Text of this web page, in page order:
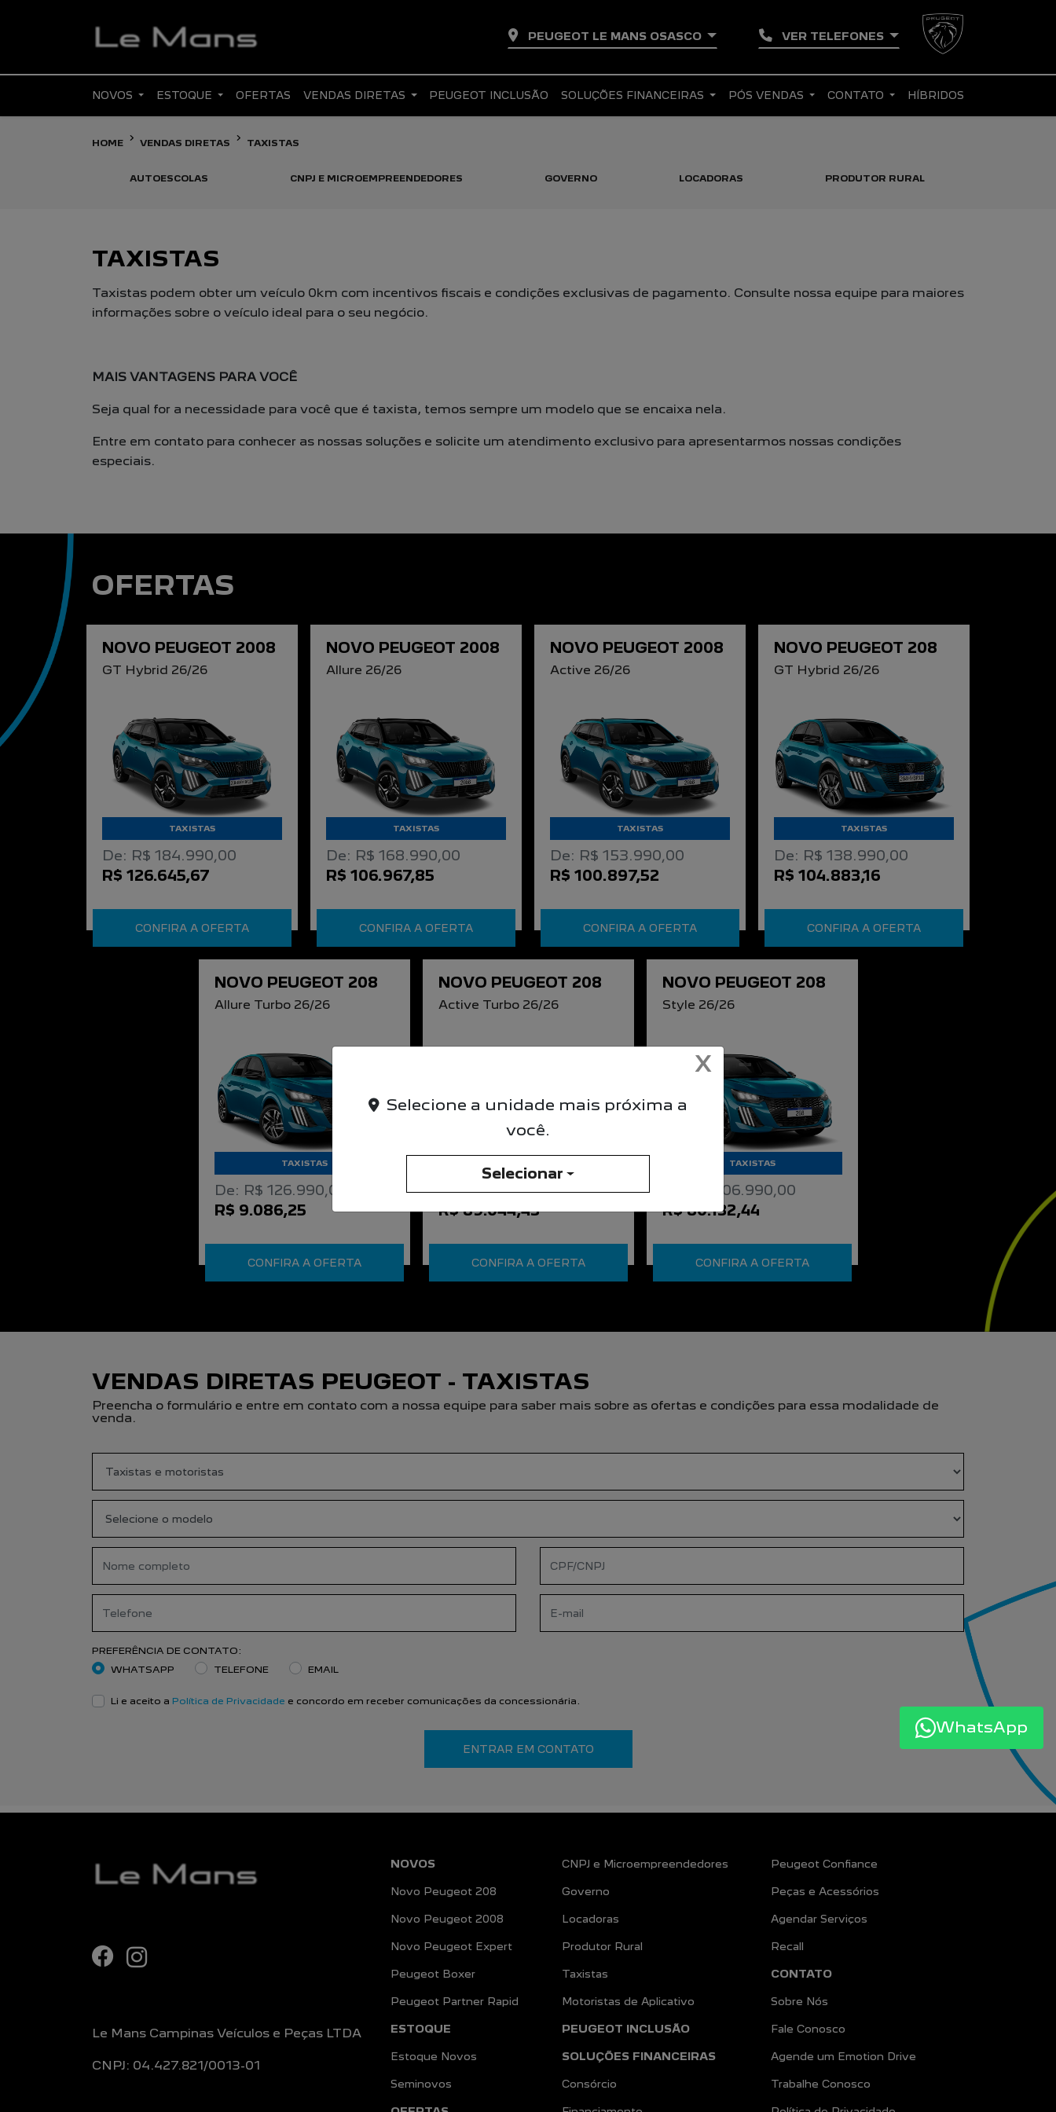
PEUGEOT LE MANS OSASCO VER TELEFONES
NOVOS ESTOQUE OFERTAS VENDAS DIRETAS PEUGEOT INCLUSÃO SOLUÇÕES FINANCEIRAS PÓS VENDAS CONTATO HÍBRIDOS
HOME VENDAS DIRETAS TAXISTAS
AUTOESCOLAS CNPJ E MICROEMPREENDEDORES GOVERNO LOCADORAS PRODUTOR RURAL
TAXISTAS
Taxistas podem obter um veículo 0km com incentivos fiscais e condições exclusivas de pagamento. Consulte nossa equipe para maiores
informações sobre o veículo ideal para o seu negócio.
MAIS VANTAGENS PARA VOCÊ
Seja qual for a necessidade para você que é taxista, temos sempre um modelo que se encaixa nela.
Entre em contato para conhecer as nossas soluções e solicite um atendimento exclusivo para apresentarmos nossas condições
especiais.
OFERTAS
NOVO PEUGEOT 2008
GT Hybrid 26/26
TAXISTAS
De: R$ 184.990,00
R$ 126.645,67
CONFIRA A OFERTA
NOVO PEUGEOT 2008
Allure 26/26
TAXISTAS
De: R$ 168.990,00
R$ 106.967,85
CONFIRA A OFERTA
NOVO PEUGEOT 2008
Active 26/26
TAXISTAS
De: R$ 153.990,00
R$ 100.897,52
CONFIRA A OFERTA
NOVO PEUGEOT 208
GT Hybrid 26/26
TAXISTAS
De: R$ 138.990,00
R$ 104.883,16
CONFIRA A OFERTA
NOVO PEUGEOT 208
Allure Turbo 26/26
TAXISTAS
De: R$ 126.990,00
R$ 9.086,25
CONFIRA A OFERTA
NOVO PEUGEOT 208
Active Turbo 26/26
De: R$ 115.550,00
R$ 89.044,43
CONFIRA A OFERTA
NOVO PEUGEOT 208
Style 26/26
TAXISTAS
De: R$ 106.990,00
R$ 80.132,44
CONFIRA A OFERTA
VENDAS DIRETAS PEUGEOT - TAXISTAS
Preencha o formulário e entre em contato com a nossa equipe para saber mais sobre as ofertas e condições para essa modalidade de
venda.
PREFERÊNCIA DE CONTATO:
WHATSAPP
TELEFONE EMAIL
Li e aceito a Política de Privacidade e concordo em receber comunicações da concessionária.
ENTRAR EM CONTATO
Le Mans Campinas Veículos e Peças LTDA
CNPJ: 04.427.821/0013-01
NOVOS
Novo Peugeot 208
Novo Peugeot 2008
Novo Peugeot Expert
Peugeot Boxer
Peugeot Partner Rapid
ESTOQUE
Estoque Novos
Seminovos
CNPJ e Microempreendedores
Governo
Locadoras
Produtor Rural
Taxistas
Motoristas de Aplicativo
PEUGEOT INCLUSÃO
SOLUÇÕES FINANCEIRAS
Consórcio
Peugeot Confiance
Peças e Acessórios
Agendar Serviços
Recall
CONTATO
Sobre Nós
Fale Conosco
Agende um Emotion Drive
Trabalhe Conosco
WhatsApp
X
Selecione a unidade mais próxima a
você.
Selecionar